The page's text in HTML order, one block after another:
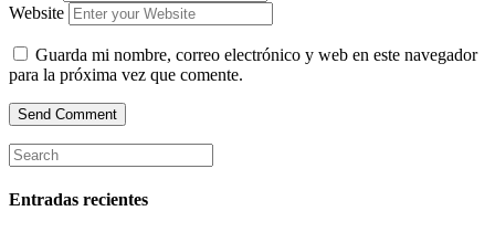
Website
Guarda mi nombre, correo electrónico y web en este navegador
para la próxima vez que comente.
Entradas recientes